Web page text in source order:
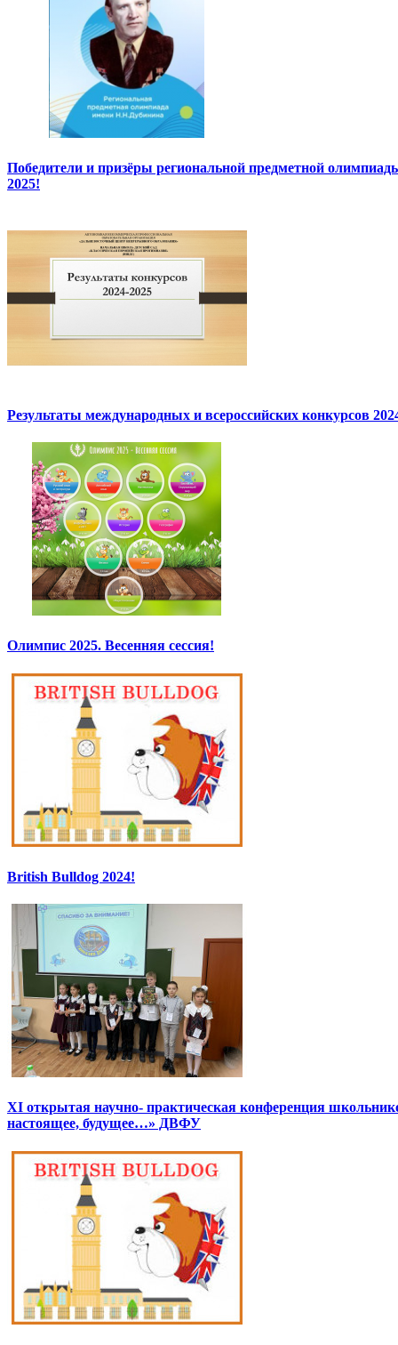
Победители и призёры региональной предметной
2025!
Результаты международных и всероссийских конкурсов
Олимпис 2025. Весенняя сессия!
British Bulldog 2024!
XI открытая научно- практическая конференция
настоящее, будущее…» ДВФУ